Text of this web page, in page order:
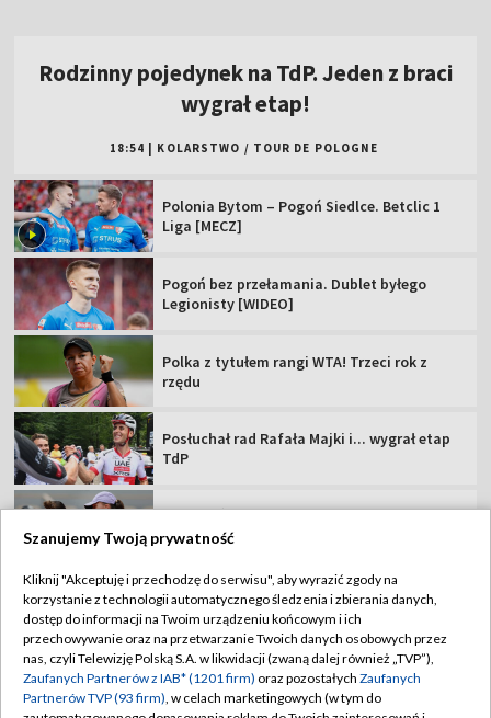
Pogoń bez przełamania. Dublet byłego
Legionisty [WIDEO]
Polka z tytułem rangi WTA! Trzeci rok z
Posłuchał rad Rafała Majki i... wygrał etap
Rewanż Świątek za Roland Garros. "Jestem
Polska gospodarzem dwóch kolejnych
Sklep TVP
Biuro Reklamy
Oferta Handlowa
Telegazeta ogłoszenia
Polityka prywatności
Moje zgody
Biuro reklamy
Kontakt
Szanujemy Twoją prywatność
Kliknij "Akceptuję i przechodzę do serwisu", aby wyrazić zgody na
korzystanie z technologii automatycznego śledzenia i zbierania danych,
dostęp do informacji na Twoim urządzeniu końcowym i ich
przechowywanie oraz na przetwarzanie Twoich danych osobowych przez
nas, czyli Telewizję Polską S.A. w likwidacji (zwaną dalej również „TVP”),
Zaufanych Partnerów z IAB* (1201 firm) oraz pozostałych Zaufanych
Partnerów TVP (93 firm), w celach marketingowych (w tym do